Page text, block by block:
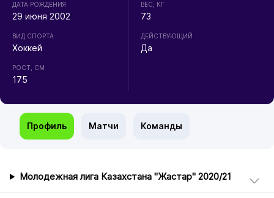
ДАТА РОЖДЕНИЯ
29 июня 2002
ВИД СПОРТА
Хоккей
РОСТ, СМ
175
ВЕС, КГ
73
ДЕЙСТВУЮЩИЙ
Да
Профиль Матчи Команды
Молодежная лига Казахстана "Жастар" 2020/21